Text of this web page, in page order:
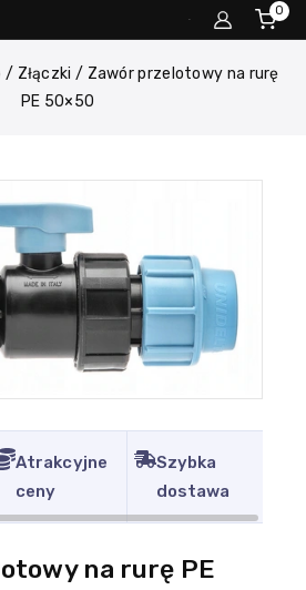
0
/ Złączki / Zawór przelotowy na rurę
PE 50×50
Atrakcyjne
ceny
Szybka
dostawa
na rurę PE